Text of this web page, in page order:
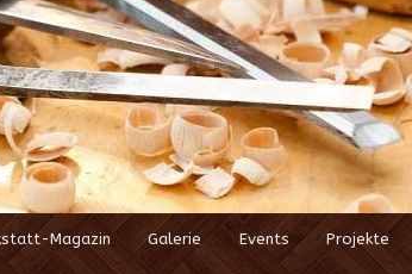
Magazin Galerie Events Projekte